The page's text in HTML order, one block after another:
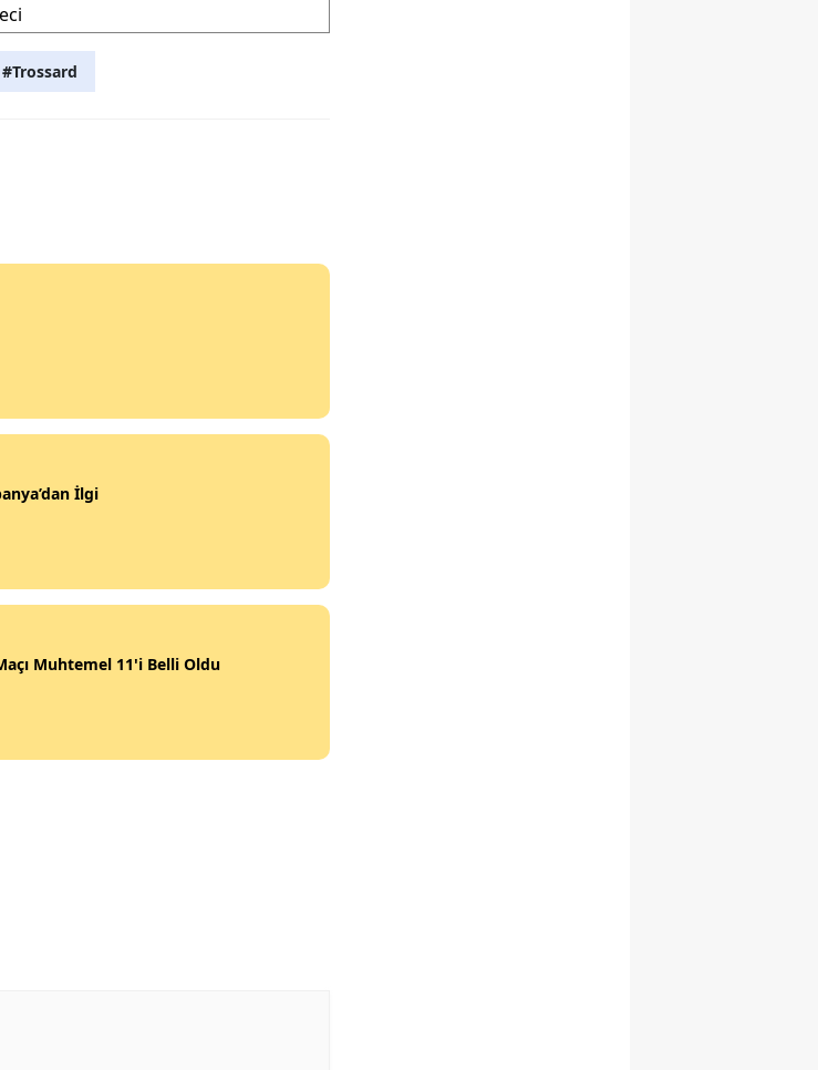
#Trossard
İlgi
Muhtemel 11'i Belli Oldu